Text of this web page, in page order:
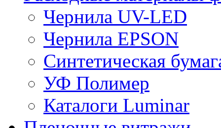
Чернила UV-LED
Чернила EPSON
Синтетическая
УФ Полимер
Каталоги Luminar